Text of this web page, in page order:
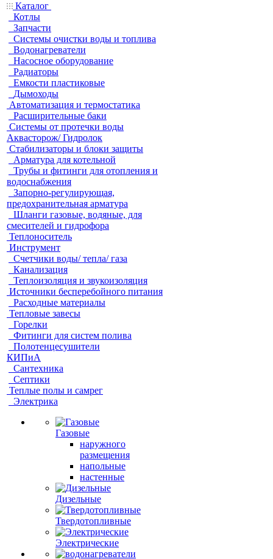
Каталог
Котлы
Запчасти
Системы очистки воды и топлива
Водонагреватели
Насосное оборудование
Радиаторы
Емкости пластиковые
Дымоходы
Автоматизация и термостатика
Расширительные баки
Системы от протечки воды
Аквасторож/ Гидролок
Стабилизаторы и блоки защиты
Арматура для котельной
Трубы и фитинги для отопления и
водоснабжения
Запорно-регулирующая,
предохранительная арматура
Шланги газовые, водяные, для
смесителей и гидрофора
Теплоноситель
Инструмент
Счетчики воды/ тепла/ газа
Канализация
Теплоизоляция и звукоизоляция
Источники бесперебойного питания
Расходные материалы
Тепловые завесы
Горелки
Фитинги для систем полива
Полотенцесушители
КИПиА
Сантехника
Септики
Теплые полы и самрег
Электрика
Газовые
наружного
размещения
напольные
настенные
Дизельные
Твердотопливные
Электрические